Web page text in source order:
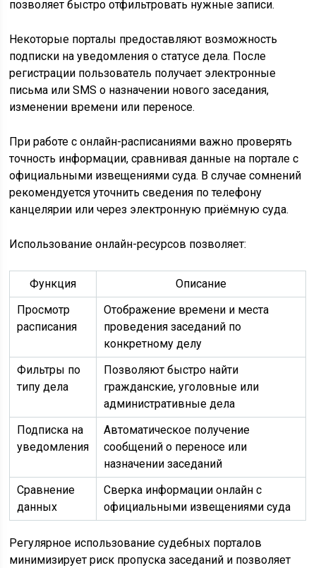
позволяет быстро отфильтровать нужные записи.
Некоторые порталы предоставляют возможность
подписки на уведомления о статусе дела. После
регистрации пользователь получает электронные
письма или SMS о назначении нового заседания,
изменении времени или переносе.
При работе с онлайн-расписаниями важно проверять
точность информации, сравнивая данные на портале с
официальными извещениями суда. В случае сомнений
рекомендуется уточнить сведения по телефону
канцелярии или через электронную приёмную суда.
Использование онлайн-ресурсов позволяет:
Функция
Описание
Просмотр
расписания
Отображение времени и места
проведения заседаний по
конкретному делу
Фильтры по
типу дела
Позволяют быстро найти
гражданские, уголовные или
административные дела
Подписка на
уведомления
Автоматическое получение
сообщений о переносе или
назначении заседаний
Сравнение
данных
Сверка информации онлайн с
официальными извещениями суда
Регулярное использование судебных порталов
минимизирует риск пропуска заседаний и позволяет